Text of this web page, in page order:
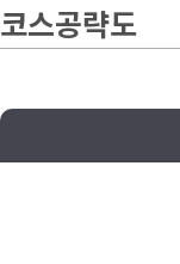
코스공략도